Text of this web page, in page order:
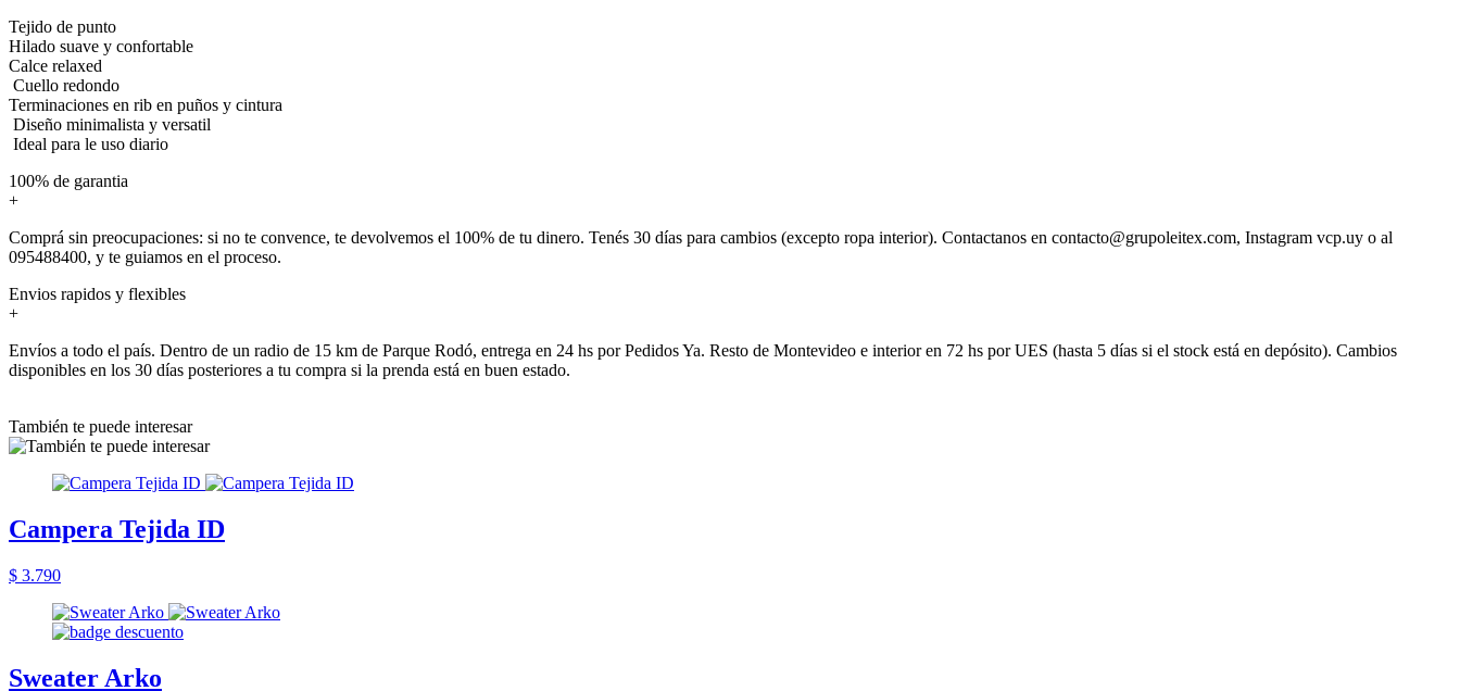
Tejido de punto
Hilado suave y confortable
Calce relaxed
Cuello redondo
Terminaciones en rib en puños y cintura
Diseño minimalista y versatil
Ideal para le uso diario
100% de garantia
+
Comprá sin preocupaciones: si no te convence, te devolvemos el 100% de tu dinero. Tenés 30 días para cambios (excepto ropa interior). Contactanos en contacto@grupoleitex.com, Instagram vcp.uy o al
095488400, y te guiamos en el proceso.
Envios rapidos y flexibles
+
Envíos a todo el país. Dentro de un radio de 15 km de Parque Rodó, entrega en 24 hs por Pedidos Ya. Resto de Montevideo e interior en 72 hs por UES (hasta 5 días si el stock está en depósito). Cambios
disponibles en los 30 días posteriores a tu compra si la prenda está en buen estado.
También te puede interesar
Campera Tejida ID
$ 3.790
Sweater Arko